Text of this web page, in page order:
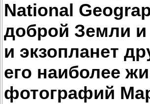
National
доброй Земли и
и экзопланет
его наиболее
фотографий